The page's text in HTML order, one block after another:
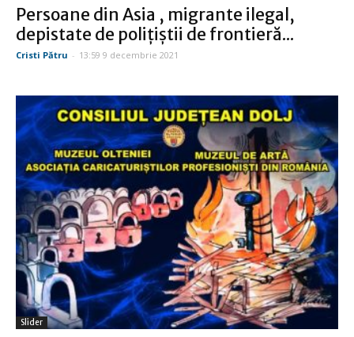
Persoane din Asia , migrante ilegal,
depistate de poliţiştii de frontieră...
Cristi Pătru - 13:59 9 decembrie 2021
Slider